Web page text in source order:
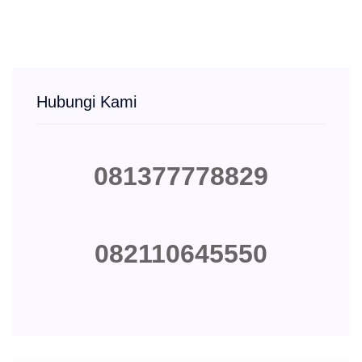
Hubungi Kami
081377778829
082110645550